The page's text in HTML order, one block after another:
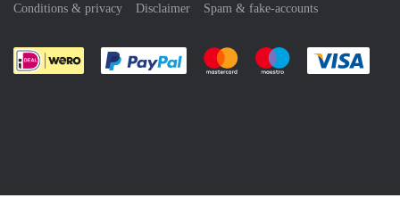
Conditions & privacy
Disclaimer Spam & fake-accounts
Pay easily with :payment method
Pay easily with :payment
Pay easily with